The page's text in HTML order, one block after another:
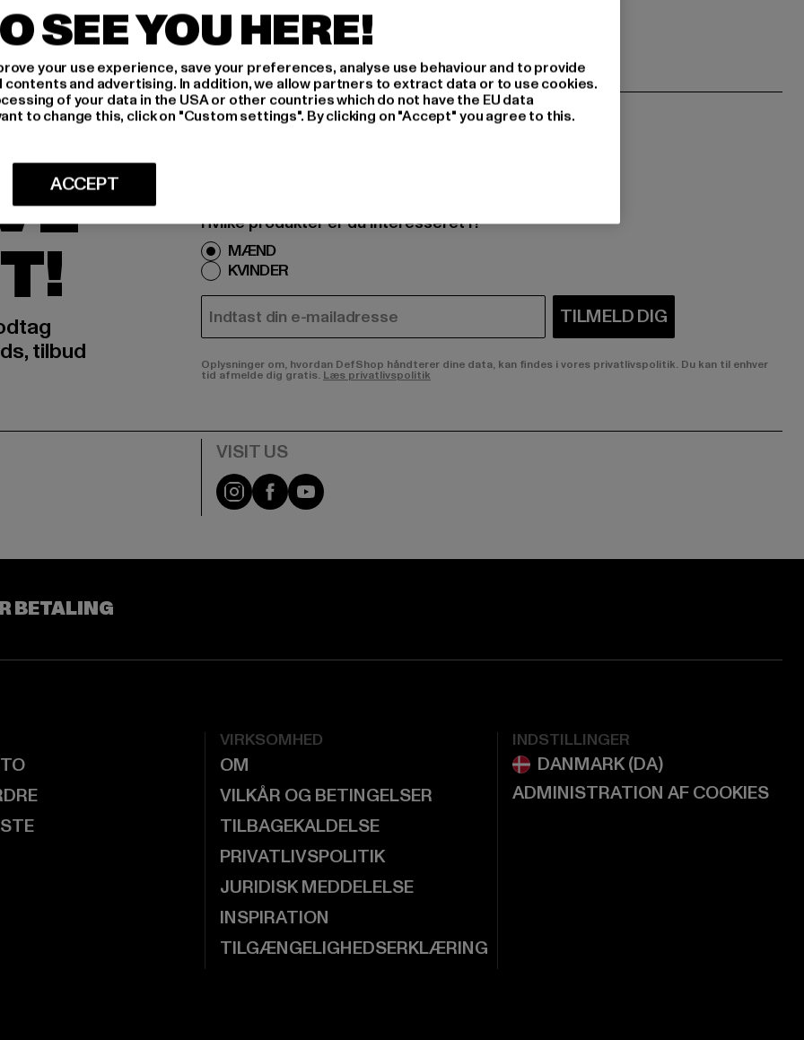
tilbud
Hvilke produkter er du interesseret i?
MÆND
KVINDER
E-MAIL TILMELD DIG
Oplysninger om, hvordan DefShop håndterer dine data, kan findes i vores privatlivspolitik. Du kan til enhver
tid afmelde dig gratis.Læs privatlivspolitik
Visit our Instagram page:
Visit our Facebook page:
Visit our YouTube channel:
BETALING
VIRKSOMHED
OM
VILKÅR OG BETINGELSER
TILBAGEKALDELSE
PRIVATLIVSPOLITIK
JURIDISK MEDDELELSE
INSPIRATION
TILGÆNGELIGHEDSERKLÆRING
INDSTILLINGER
ADMINISTRATION AF COOKIES
SEE YOU HERE!
your use experience, save your preferences, analyse use behaviour and to provide
and advertising. In addition, we allow partners to extract data or to use cookies.
of your data in the USA or other countries which do not have the EU data
to change this, click on "Custom settings". By clicking on "Accept" you agree to this.
ACCEPT